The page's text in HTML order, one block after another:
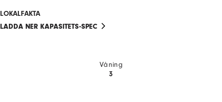
LOKALFAKTA
LADDA NER KAPASITETS-SPEC
Våning
3